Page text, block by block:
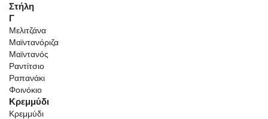
Στήλη
Γ
Μελιτζάνα
Μαϊντανόριζα
Μαϊντανός
Ραντίτσιο
Ραπανάκι
Φοινόκιο
Κρεμμύδι
Κρεμμύδι